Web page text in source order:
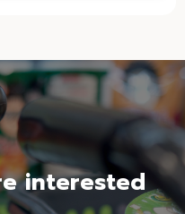
interested